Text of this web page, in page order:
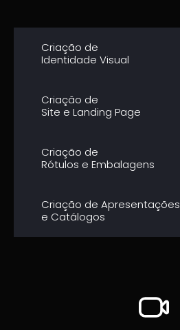
Criação de
Identidade Visual
Criação de
Site e Landing Page
Criação de
Rótulos e Embalagens
Criação de Apresentações
e Catálogos